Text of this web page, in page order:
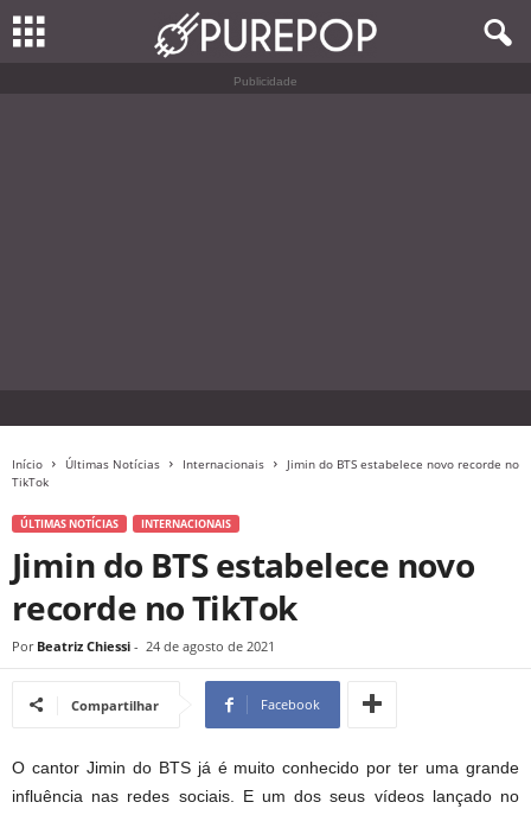
Publicidade
Início Últimas Notícias Internacionais
Jimin do BTS estabelece novo recorde no
TikTok
ÚLTIMAS NOTÍCIAS INTERNACIONAIS
Jimin do BTS estabelece novo
recorde no TikTok
Por Beatriz Chiessi - 24 de agosto de 2021
Compartilhar Facebook
O cantor Jimin do BTS já é muito conhecido por ter uma grande
influência nas redes sociais. E um dos seus vídeos lançado no